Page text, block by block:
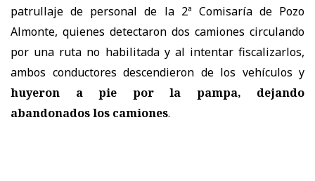
patrullaje de personal de la 2ª Comisaría de Pozo
Almonte, quienes detectaron dos camiones circulando
por una ruta no habilitada y al intentar fiscalizarlos,
ambos conductores descendieron de los vehículos y
huyeron a pie por la pampa, dejando
abandonados los camiones.